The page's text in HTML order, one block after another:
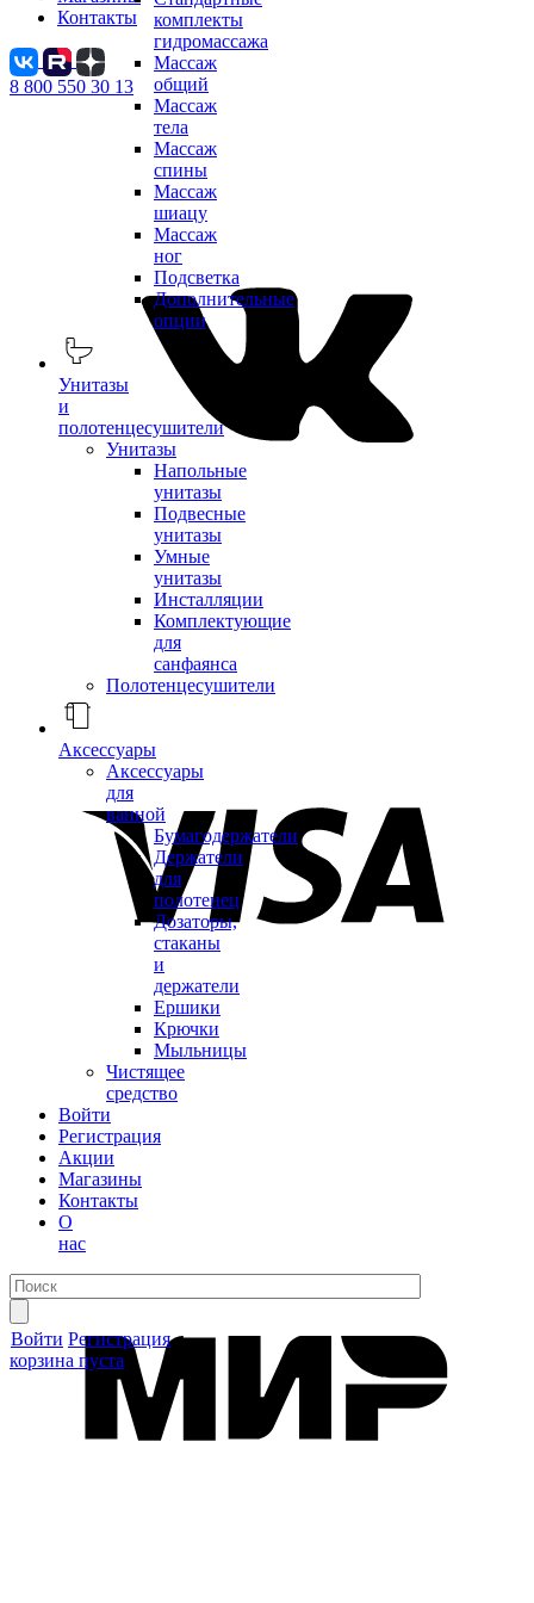
комплекты
гидромассажа
Массаж
общий
Массаж
тела
Массаж
спины
Массаж
шиацу
Массаж
ног
Подсветка
Дополнительные
опции
Унитазы
и
полотенцесушители
Унитазы
Напольные
унитазы
Подвесные
унитазы
Умные
унитазы
Инсталляции
Комплектующие
для
санфаянса
Полотенцесушители
Аксессуары
Аксессуары
для
ванной
Бумагодержатели
Держатели
для
полотенец
Дозаторы,
стаканы
и
держатели
Ершики
Крючки
Мыльницы
Чистящее
средство
Войти
Регистрация
Акции
Магазины
Контакты
О
нас
Войти Регистрация
корзина пуста
Контакты
8 800 550 30 13